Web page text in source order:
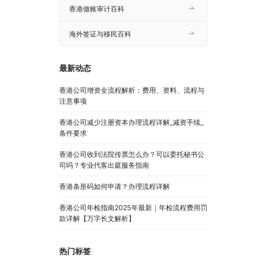
香港做账审计百科
海外签证与移民百科
最新动态
香港公司增资全流程解析：费用、资料、流程与
注意事项
香港公司减少注册资本办理流程详解_减资手续_
条件要求
香港公司收到法院传票怎么办？可以委托秘书公
司吗？专业代客出庭服务指南
香港条形码如何申请？办理流程详解
香港公司年检指南2025年最新｜年检流程费用罚
款详解【万字长文解析】
热门标签